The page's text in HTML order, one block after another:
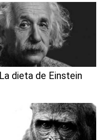
La dieta de Einstein